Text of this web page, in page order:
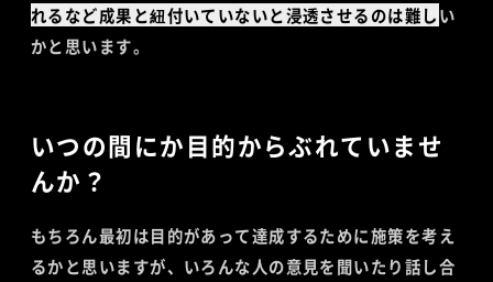
れるなど成果と紐付いていないと浸透させるのは難しい
かと思います。
いつの間にか目的からぶれていませ
んか？
もちろん最初は目的があって達成するために施策を考え
るかと思いますが、いろんな人の意見を聞いたり話し合